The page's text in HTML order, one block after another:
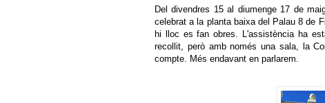
Del divendres 15 al diumenge 17 de
celebrat a la planta baixa del Palau 8 de
hi lloc es fan obres. L'assistència ha
recollit, però amb només una sala, la
compte. Més endavant en parlarem.